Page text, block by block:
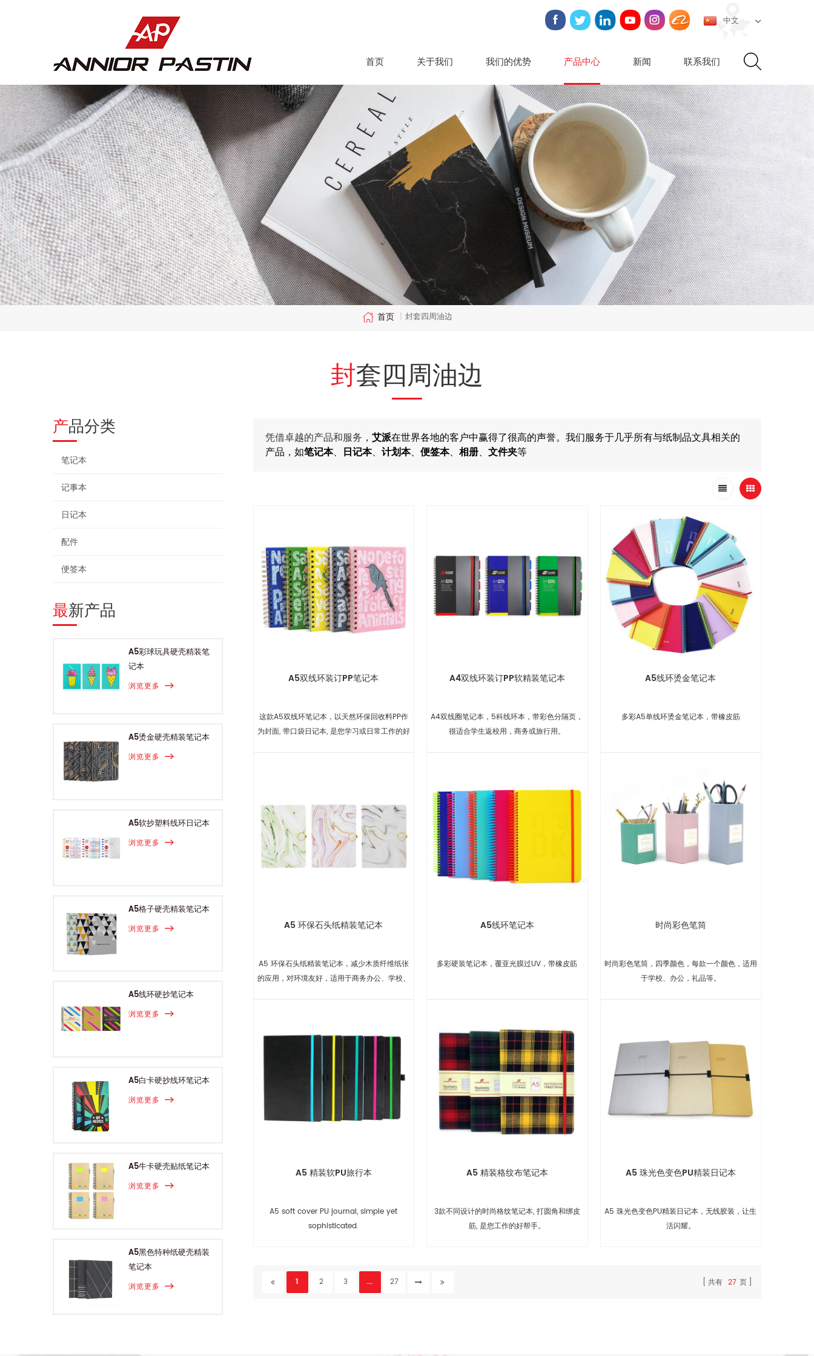
中文
首页 关于我们 我们的优势 产品中心 新闻 联系我们
首页 | 封套四周油边
封套四周油边
产品分类
笔记本
记事本
日记本
配件
便签本
最新产品
A5彩球玩具硬壳精装笔
记本
浏览更多
A5烫金硬壳精装笔记本
浏览更多
A5软抄塑料线环日记本
浏览更多
A5格子硬壳精装笔记本
浏览更多
A5线环硬抄笔记本
浏览更多
A5白卡硬抄线环笔记本
浏览更多
A5牛卡硬壳贴纸笔记本
浏览更多
A5黑色特种纸硬壳精装
笔记本
浏览更多
凭借卓越的产品和服务 ， 艾派在世界各地的客户中赢得了很高的声誉。我们服务于几乎所有与纸制品文具相关的
产品，如笔记本、 日记本、 计划本、 便签本、 相册、 文件夹等
A5双线环装订PP笔记本
这款A5双线环笔记本，以天然环保回收料PP作
为封面, 带口袋日记本, 是您学习或日常工作的好
A4双线环装订PP软精装笔记本
A4双线圈笔记本，5科线环本，带彩色分隔页，
很适合学生返校用，商务或旅行用。
A5线环烫金笔记本
多彩A5单线环烫金笔记本，带橡皮筋
A5 环保石头纸精装笔记本
A5 环保石头纸精装笔记本，减少木质纤维纸张
的应用，对环境友好，适用于商务办公、学校、
A5线环笔记本
多彩硬装笔记本，覆亚光膜过UV，带橡皮筋
时尚彩色笔筒
时尚彩色笔筒，四季颜色，每款一个颜色，适用
于学校、办公，礼品等。
A5 精装软PU旅行本
A5 soft cover PU journal, simple yet
sophisticated.
A5 精装格纹布笔记本
3款不同设计的时尚格纹笔记本, 打圆角和绑皮
筋, 是您工作的好帮手。
A5 珠光色变色PU精装日记本
A5 珠光色变色PU精装日记本，无线胶装，让生
活闪耀。
1 2 3 ... 27 共有 27 页